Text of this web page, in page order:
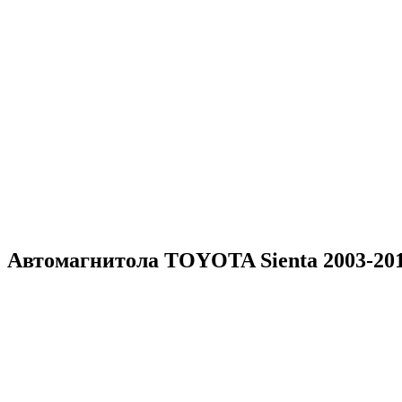
Автомагнитола TOYOTA Sienta 2003-